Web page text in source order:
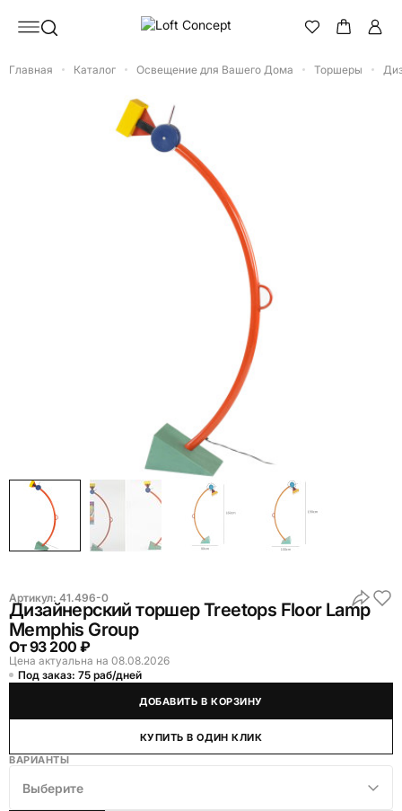
Главная Каталог Освещение для Вашего Дома Торшеры
Артикул: 41.496-0
Дизайнерский торшер Treetops Floor Lamp
Memphis Group
От93 200 ₽
Цена актуальна на 08.08.2026
Под заказ: 75 раб/дней
ДОБАВИТЬ В КОРЗИНУ
КУПИТЬ В ОДИН КЛИК
ВАРИАНТЫ
Выберите